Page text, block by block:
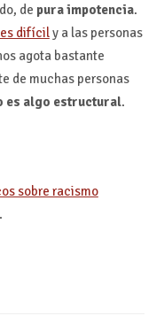
de pura impotencia.
difícily a las personas
agota bastante
de muchas personas
es algo estructural.
sobre racismo